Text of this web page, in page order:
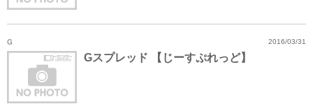
G 2016/03/31
Gスプレッド 【じーすぷれっど】